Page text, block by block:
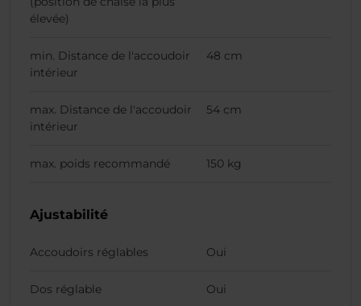
élevée)
min. Distance de l'accoudoir
intérieur
48 cm
max. Distance de l'accoudoir
intérieur
54 cm
max. poids recommandé 150 kg
Ajustabilité
Accoudoirs réglables Oui
Dos réglable Oui